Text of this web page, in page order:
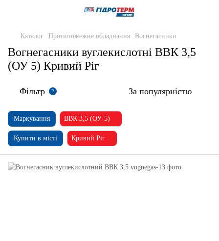
Каталог Протипожежне обладнання Вогнегасники
Вогнегасники вуглекислотні ВВК 3,5
(ОУ 5) Кривий Ріг
Фільтр 2 За популярністю
Маркування ВВК 3,5 (ОУ-5)
Купити в місті Кривий Ріг